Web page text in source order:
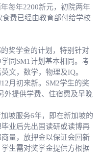
每年2200新元，初院两年
费已经由教育部付给学校
奖学金的计划，特别针对
同SM1计划基本相同。考
文，数学，物理及IQ。
月初来新。SM2学生的奖
外提供学费、住宿费及早晚
坡服务6年，即在新加坡的
业后先出国读研或读博再
量，放押金以保证会回新
生需对奖学金提供方根据